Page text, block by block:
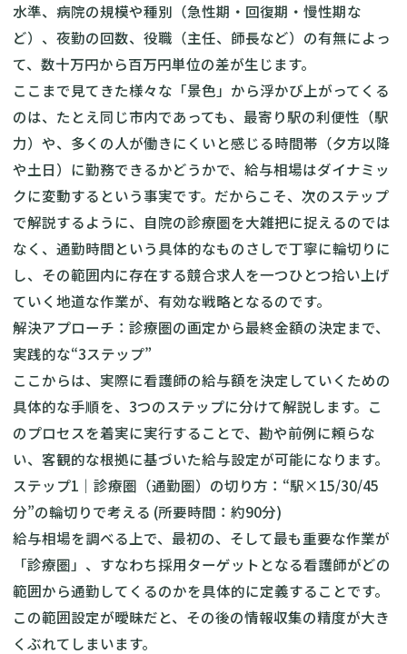
水準、病院の規模や種別（急性期・回復期・慢性期な
ど）、夜勤の回数、役職（主任、師長など）の有無によっ
て、数十万円から百万円単位の差が生じます。
ここまで見てきた様々な「景色」から浮かび上がってくる
のは、たとえ同じ市内であっても、最寄り駅の利便性（駅
力）や、多くの人が働きにくいと感じる時間帯（夕方以降
や土日）に勤務できるかどうかで、給与相場はダイナミッ
クに変動するという事実です。だからこそ、次のステップ
で解説するように、自院の診療圏を大雑把に捉えるのでは
なく、通勤時間という具体的なものさしで丁寧に輪切りに
し、その範囲内に存在する競合求人を一つひとつ拾い上げ
ていく地道な作業が、有効な戦略となるのです。
解決アプローチ：診療圏の画定から最終金額の決定まで、
実践的な“3ステップ”
ここからは、実際に看護師の給与額を決定していくための
具体的な手順を、3つのステップに分けて解説します。こ
のプロセスを着実に実行することで、勘や前例に頼らな
い、客観的な根拠に基づいた給与設定が可能になります。
ステップ1｜診療圏（通勤圏）の切り方：“駅×15/30/45
分”の輪切りで考える (所要時間：約90分)
給与相場を調べる上で、最初の、そして最も重要な作業が
「診療圏」、すなわち採用ターゲットとなる看護師がどの
範囲から通勤してくるのかを具体的に定義することです。
この範囲設定が曖昧だと、その後の情報収集の精度が大き
くぶれてしまいます。